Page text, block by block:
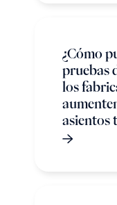
¿Cómo
pruebas
los
asientos